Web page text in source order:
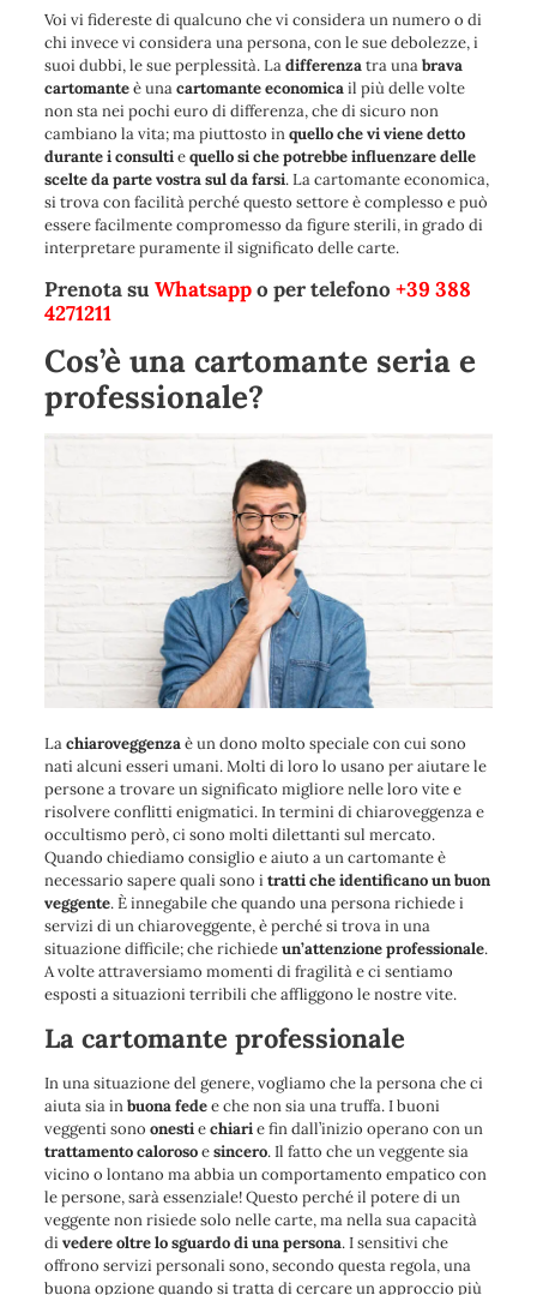
Voi vi fidereste di qualcuno che vi considera un numero o di
chi invece vi considera una persona, con le sue debolezze, i
suoi dubbi, le sue perplessità. Ladifferenzatra unabrava
cartomanteè unacartomante economicail più delle volte
non sta nei pochi euro di differenza, che di sicuro non
cambiano la vita; ma piuttosto inquello che vi viene detto
durante i consultiequello si che potrebbe influenzare delle
scelte da parte vostra sul da farsi. La cartomante economica,
si trova con facilità perché questo settore è complesso e può
essere facilmente compromesso da figure sterili, in grado di
interpretare puramente il significato delle carte.
Prenota su Whatsappo per telefono +39 388
4271211
Cos’è una cartomante seria e
professionale?
Lachiaroveggenzaè un dono molto speciale con cui sono
nati alcuni esseri umani. Molti di loro lo usano per aiutare le
persone a trovare un significato migliore nelle loro vite e
risolvere conflitti enigmatici. In termini di chiaroveggenza e
occultismo però, ci sono molti dilettanti sul mercato.
Quando chiediamo consiglio e aiuto a un cartomante è
necessario sapere quali sono itratti che identificano un buon
veggente. È innegabile che quando una persona richiede i
servizi di un chiaroveggente, è perché si trova in una
situazione difficile; che richiedeun’attenzioneprofessionale.
A volte attraversiamo momenti di fragilità e ci sentiamo
esposti a situazioni terribili che affliggono le nostre vite.
La cartomante professionale
In una situazione del genere, vogliamo che la persona che ci
aiuta sia inbuona fedee che non sia una truffa. I buoni
veggenti sono onestiechiarie fin dall’inizio operano con un
trattamentocalorosoesincero. Il fatto che un veggente sia
vicino o lontano ma abbia un comportamento empatico con
le persone, sarà essenziale! Questo perché il potere di un
veggente non risiede solo nelle carte, ma nella sua capacità
divedere oltre lo sguardo di una persona. I sensitivi che
offrono servizi personali sono, secondo questa regola, una
buona opzione quando si tratta di cercare un approccio più